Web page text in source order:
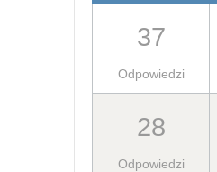
37
Odpowiedzi
28
Odpowiedzi